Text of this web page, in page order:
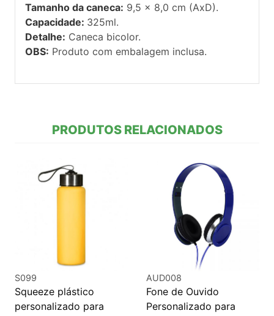
Tamanho da caneca: 9,5 x 8,0 cm (AxD).
Capacidade: 325ml.
Detalhe: Caneca bicolor.
OBS: Produto com embalagem inclusa.
PRODUTOS RELACIONADOS
S099
Squeeze plástico
personalizado para
AUD008
Fone de Ouvido
Personalizado para